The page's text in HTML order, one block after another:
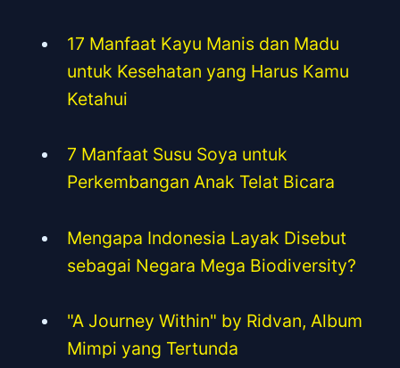
17 Manfaat Kayu Manis dan Madu
untuk Kesehatan yang Harus Kamu
Ketahui
7 Manfaat Susu Soya untuk
Perkembangan Anak Telat Bicara
Mengapa Indonesia Layak Disebut
sebagai Negara Mega Biodiversity?
"A Journey Within" by Ridvan, Album
Mimpi yang Tertunda